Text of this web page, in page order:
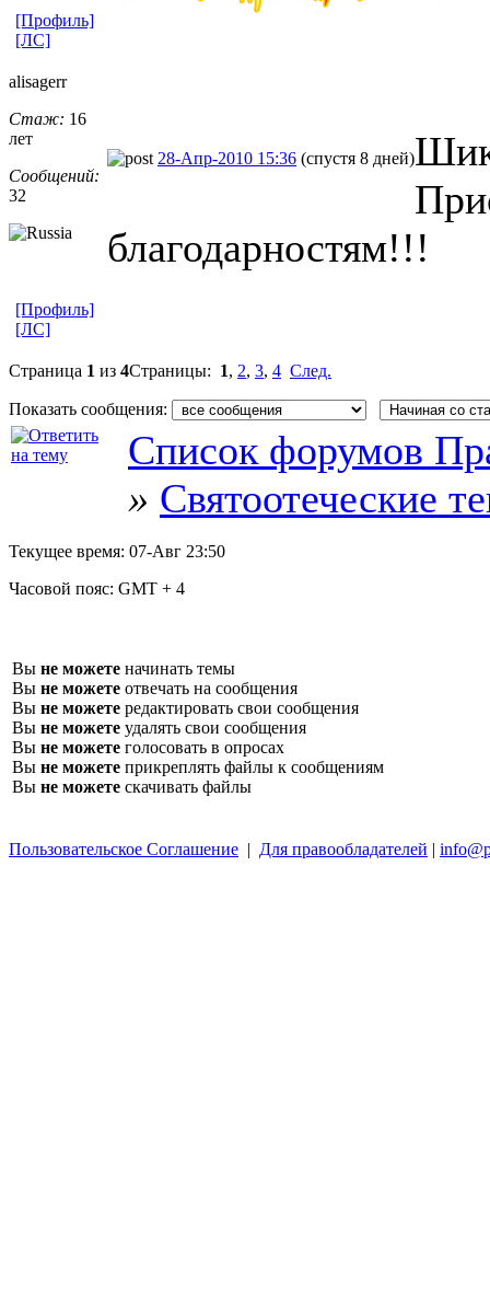
[Профиль]
[ЛС]
alisagerr
Стаж: 16
лет
Сообщений:
32
28-Апр-2010 15:36 (спустя 8 дней)
благодарностям!!!
[Профиль]
[ЛС]
Страница 1 из 4Страницы: 1, 2, 3, 4 След.
Показать сообщения:
Список форумов
» Святоотеческие
Текущее время: 07-Авг 23:50
Часовой пояс: GMT + 4
Вы не можете начинать темы
Вы не можете отвечать на сообщения
Вы не можете редактировать свои сообщения
Вы не можете удалять свои сообщения
Вы не можете голосовать в опросах
Вы не можете прикреплять файлы к сообщениям
Вы не можете скачивать файлы
Пользовательское Соглашение | Для правообладателей |